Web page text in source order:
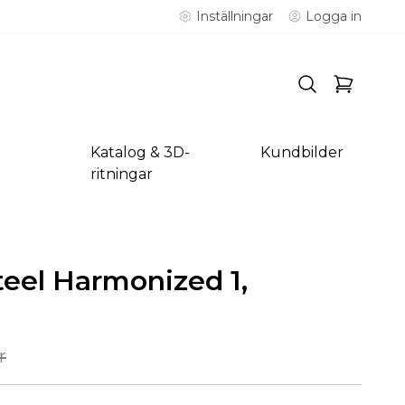
Inställningar Logga in
Katalog & 3D-
ritningar
Kundbilder
Harmonized 1,